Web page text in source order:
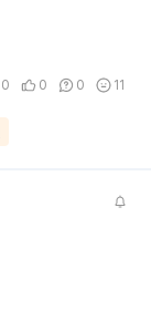
0 0 0 11